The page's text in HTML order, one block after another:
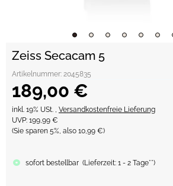
Zeiss Secacam 5
Artikelnummer: 2045835
189,00 €
inkl. 19% USt. , Versandkostenfreie Lieferung
UVP: 199,99 €
(Sie sparen 5%, also 10,99 €)
sofort bestellbar (Lieferzeit: 1 - 2 Tage**)